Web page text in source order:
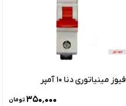
فیوز مینیاتوری دنا 10 آمپر
۳۵۰٬۰۰۰ تومان